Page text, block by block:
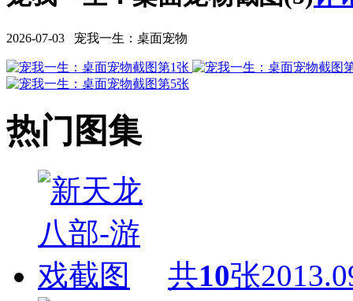
2026-07-03 宠我一生：桌面宠物
热门图集
共10张